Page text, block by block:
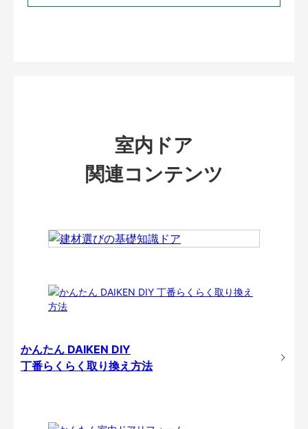
室内ドア
関連コンテンツ
かんたん DAIKEN DIY
丁番らくらく取り換え方法